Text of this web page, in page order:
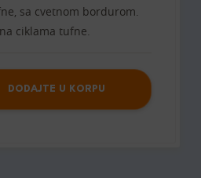
sa cvetnom bordurom.
ciklama tufne.
DODAJTE U KORPU